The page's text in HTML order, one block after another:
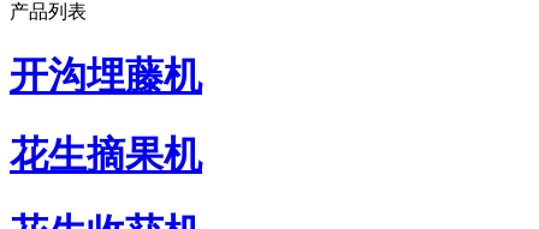
产品列表
开沟埋藤机
花生摘果机